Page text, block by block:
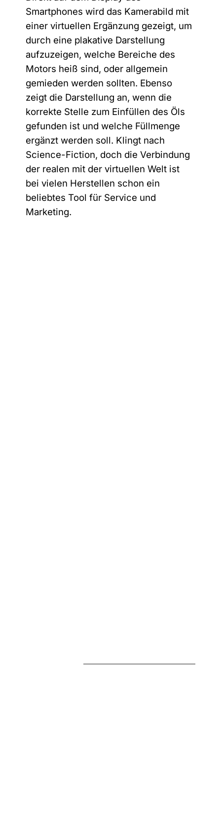
Smartphones wird das Kamerabild mit
einer virtuellen Ergänzung gezeigt, um
durch eine plakative Darstellung
aufzuzeigen, welche Bereiche des
Motors heiß sind, oder allgemein
gemieden werden sollten. Ebenso
zeigt die Darstellung an, wenn die
korrekte Stelle zum Einfüllen des Öls
gefunden ist und welche Füllmenge
ergänzt werden soll. Klingt nach
Science-Fiction, doch die Verbindung
der realen mit der virtuellen Welt ist
bei vielen Herstellen schon ein
beliebtes Tool für Service und
Marketing.